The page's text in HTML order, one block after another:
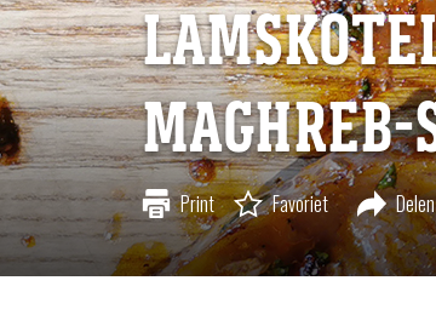
MAGHREB-
Print Favoriet Delen